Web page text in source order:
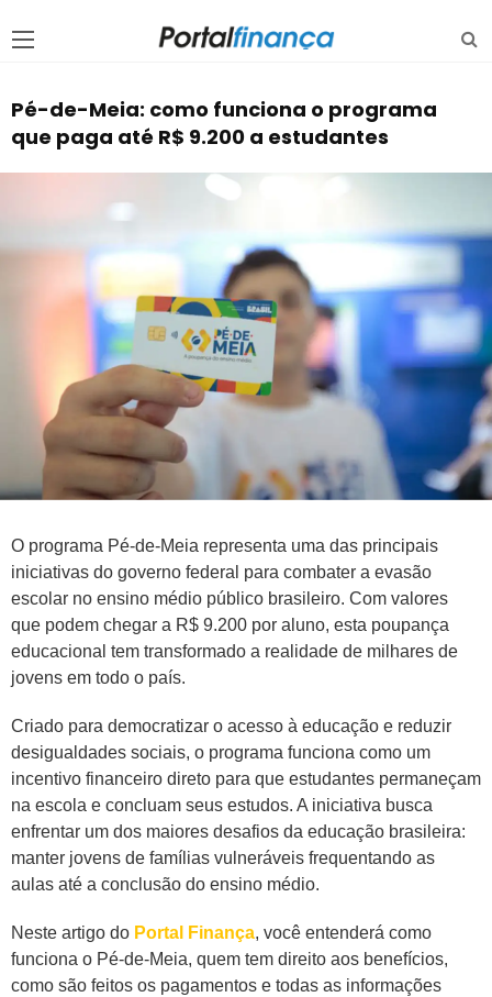
Pé-de-Meia: como funciona o programa
que paga até R$ 9.200 a estudantes
O programa Pé-de-Meia representa uma das principais
iniciativas do governo federal para combater a evasão
escolar no ensino médio público brasileiro. Com valores
que podem chegar a R$ 9.200 por aluno, esta poupança
educacional tem transformado a realidade de milhares de
jovens em todo o país.
Criado para democratizar o acesso à educação e reduzir
desigualdades sociais, o programa funciona como um
incentivo financeiro direto para que estudantes permaneçam
na escola e concluam seus estudos. A iniciativa busca
enfrentar um dos maiores desafios da educação brasileira:
manter jovens de famílias vulneráveis frequentando as
aulas até a conclusão do ensino médio.
Neste artigo do Portal Finança, você entenderá como
funciona o Pé-de-Meia, quem tem direito aos benefícios,
como são feitos os pagamentos e todas as informações